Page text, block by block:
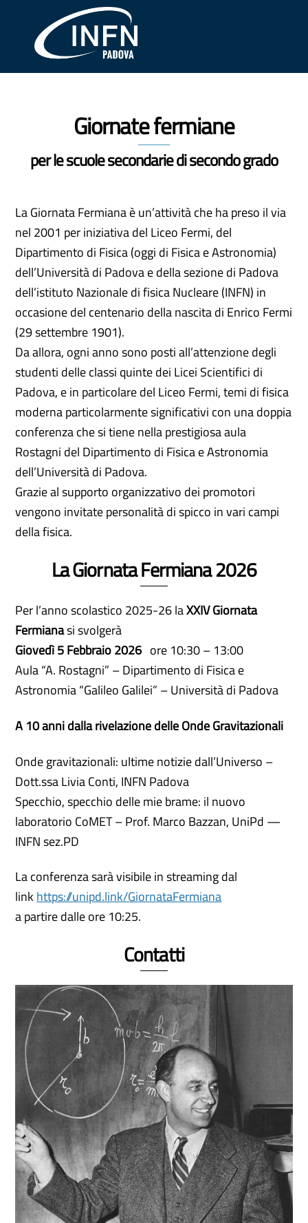
content
Giornate fermiane
per le scuole secondarie di secondo grado
La Giornata Fermiana è un’attività che ha preso il via
nel 2001 per iniziativa del Liceo Fermi, del
Dipartimento di Fisica (oggi di Fisica e Astronomia)
dell’Università di Padova e della sezione di Padova
dell’istituto Nazionale di fisica Nucleare (INFN) in
occasione del centenario della nascita di Enrico Fermi
(29 settembre 1901).
Da allora, ogni anno sono posti all’attenzione degli
studenti delle classi quinte dei Licei Scientifici di
Padova, e in particolare del Liceo Fermi, temi di fisica
moderna particolarmente significativi con una doppia
conferenza che si tiene nella prestigiosa aula
Rostagni del Dipartimento di Fisica e Astronomia
dell’Università di Padova.
Grazie al supporto organizzativo dei promotori
vengono invitate personalità di spicco in vari campi
della fisica.
La Giornata Fermiana 2026
Per l’anno scolastico 2025-26 laXXIV Giornata
Fermianasi svolgerà
Giovedì 5 Febbraio 2026 ore 10:30 – 13:00
Aula “A. Rostagni” – Dipartimento di Fisica e
Astronomia “Galileo Galilei” – Università di Padova
A 10 anni dalla rivelazione delle Onde Gravitazionali
Onde gravitazionali: ultime notizie dall’Universo –
Dott.ssa Livia Conti, INFN Padova
Specchio, specchio delle mie brame: il nuovo
laboratorio CoMET – Prof. Marco Bazzan, UniPd —
INFN sez.PD
La conferenza sarà visibile in streaming dal
link https://unipd.link/GiornataFermiana
a partire dalle ore 10:25.
Contatti